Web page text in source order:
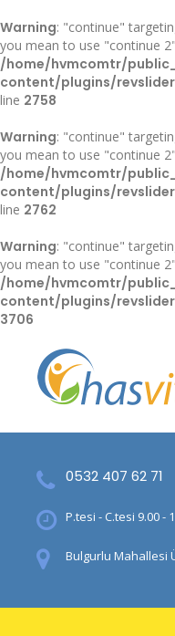
Warning: "continue"
you mean to use "continue
/home/hvmcomtr/
content/plugins/
line 2758
Warning: "continue"
you mean to use "continue
/home/hvmcomtr/
content/plugins/
line 2762
Warning: "continue"
you mean to use "continue
/home/hvmcomtr/
content/plugins/
3706
0532 407 62 71
P.tesi - C.tesi 9.00 -
Bulgurlu Mahallesi